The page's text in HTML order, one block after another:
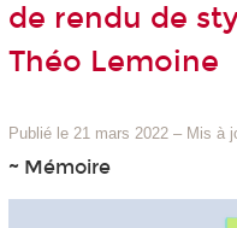
de rendu de
Théo Lemoine
Publié le 21 mars 2022 – Mis à
~ Mémoire